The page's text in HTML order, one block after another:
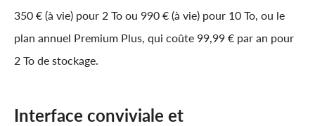
350 € (à vie) pour 2 To ou 990 € (à vie) pour 10 To, ou le
plan annuel Premium Plus, qui coûte 99,99 € par an pour
2 To de stockage.
Interface conviviale et